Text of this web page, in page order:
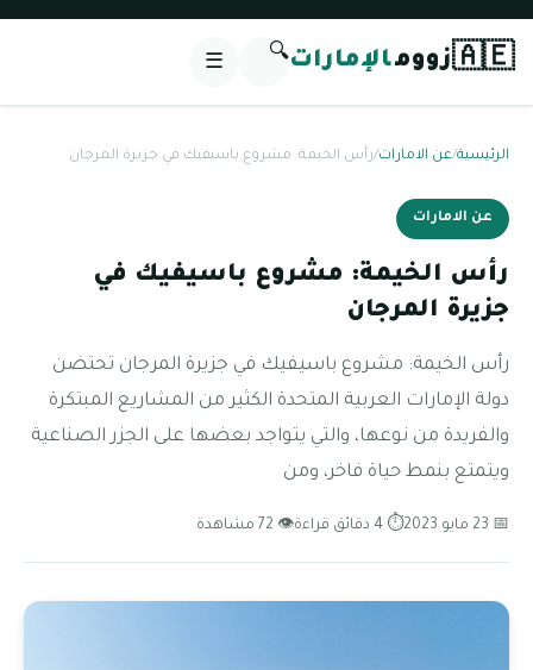
🇦🇪زوومالإمارات🔍
☰
الرئيسية/عن الامارات/رأس الخيمة: مشروع باسيفيك في جزيرة المرجان
عن الامارات
رأس الخيمة: مشروع باسيفيك في
جزيرة المرجان
رأس الخيمة: مشروع باسيفيك في جزيرة المرجان تحتضن
دولة الإمارات العربية المتحدة الكثير من المشاريع المبتكرة
والفريدة من نوعها، والتي يتواجد بعضها على الجزر الصناعية
ويتمتع بنمط حياة فاخر، ومن
📅 23 مايو 2023 ⏱ 4 دقائق قراءة 👁 72 مشاهدة